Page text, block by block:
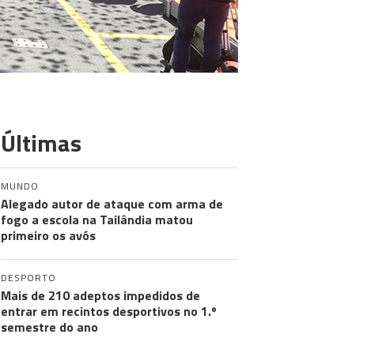
Últimas
MUNDO
Alegado autor de ataque com arma de
fogo a escola na Tailândia matou
primeiro os avós
DESPORTO
Mais de 210 adeptos impedidos de
entrar em recintos desportivos no 1.º
semestre do ano